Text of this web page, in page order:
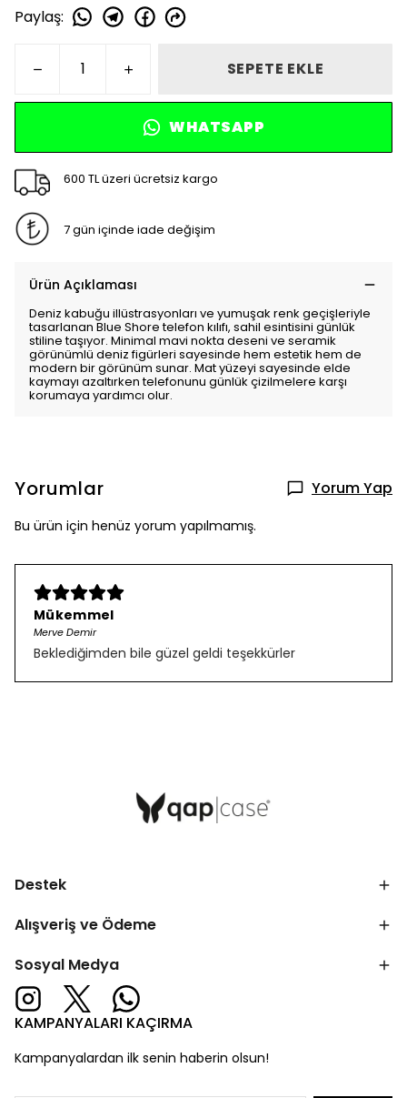
Paylaş:
SEPETE EKLE
WHATSAPP
600 TL üzeri ücretsiz kargo
7 gün içinde iade değişim
Ürün Açıklaması
Deniz kabuğu illüstrasyonları ve yumuşak renk geçişleriyle
tasarlanan Blue Shore telefon kılıfı, sahil esintisini günlük
stiline taşıyor. Minimal mavi nokta deseni ve seramik
görünümlü deniz figürleri sayesinde hem estetik hem de
modern bir görünüm sunar. Mat yüzeyi sayesinde elde
kaymayı azaltırken telefonunu günlük çizilmelere karşı
korumaya yardımcı olur.
Yorumlar Yorum Yap
Bu ürün için henüz yorum yapılmamış.
Mükemmel
Merve Demir
Beklediğimden bile güzel geldi teşekkürler
Destek
Alışveriş ve Ödeme
Sosyal Medya
KAMPANYALARI KAÇIRMA
Kampanyalardan ilk senin haberin olsun!